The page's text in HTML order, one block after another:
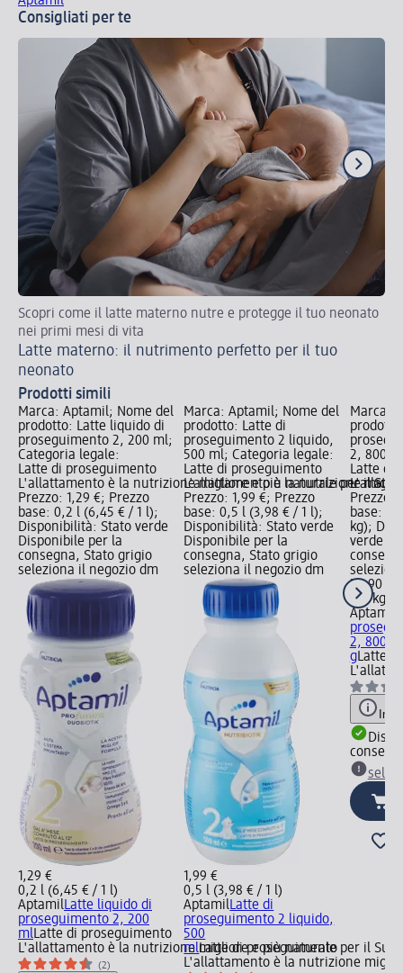
Consigliati per te
Scopri come il latte materno nutre e protegge il tuo neonato
nei primi mesi di vita
Latte materno: il nutrimento perfetto per il tuo
neonato
Prodotti simili
Marca: Aptamil; Nome del
prodotto: Latte liquido di
proseguimento 2, 200 ml;
Categoria legale:
Latte di proseguimento
L'allattamento è la nutrizione migliore e più naturale per il Suo
Prezzo: 1,29 €; Prezzo
base: 0,2 l (6,45 € / 1 l);
Disponibilità: Stato verde
Disponibile per la
consegna, Stato grigio
seleziona il negozio dm
1,29 €
0,2 l (6,45 € / 1 l)
AptamilLatte liquido di
proseguimento 2, 200
mlLatte di proseguimento
L'allattamento è la nutrizione migliore e più naturale per il Suo
(2)
Marca: Aptamil; Nome del
prodotto: Latte di
proseguimento 2 liquido,
500 ml; Categoria legale:
Latte di proseguimento
L'allattamento è la nutrizione
Prezzo: 1,99 €; Prezzo
base: 0,5 l (3,98 € / 1 l);
Disponibilità: Stato verde
Disponibile per la
consegna, Stato grigio
seleziona il negozio dm
1,99 €
0,5 l (3,98 € / 1 l)
AptamilLatte di
proseguimento 2 liquido,
500
mlLatte di proseguimento
L'allattamento è la nutrizione
Marca:
2, 800
Latte di
Prezzo:
base:
kg);
verde
23,90 €
0,8 kg
Aptamil
2, 800
gLatte